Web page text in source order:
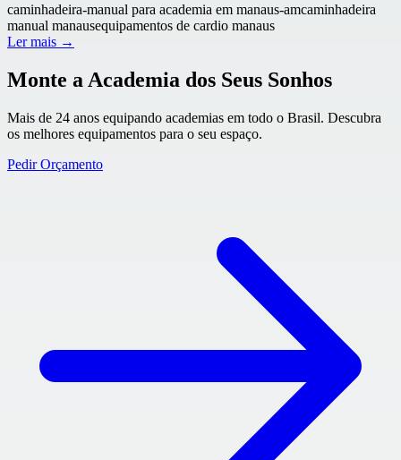
caminhadeira-manual para academia em manaus-amcaminhadeira
manual manausequipamentos de cardio manaus
Ler mais →
Monte a Academia dos Seus Sonhos
Mais de 24 anos equipando academias em todo o Brasil. Descubra
os melhores equipamentos para o seu espaço.
Pedir Orçamento